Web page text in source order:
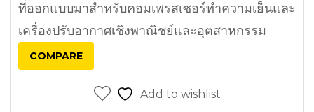
ที่ออกแบบมาสำหรับคอมเพรสเซอร์ทำความเย็นและ
เครื่องปรับอากาศเชิงพาณิชย์และอุตสาหกรรม
COMPARE
Add to wishlist